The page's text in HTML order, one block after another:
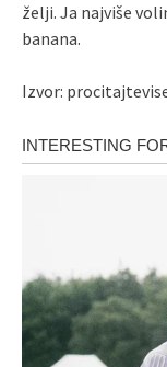
želji. Ja najviše
banana.
Izvor: